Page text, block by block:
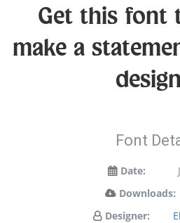
Get this font
make a
Font
Date:
Downloads:
Designer: